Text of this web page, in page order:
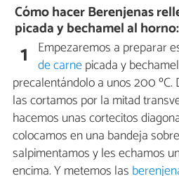
Cómo hacer Berenjenas
picada y bechamel al horno:
1 Empezaremos a preparar
de carnepicada y
precalentándolo a unos 200 ºC.
las cortamos por la mitad
hacemos unas cortecitos
colocamos en una bandeja
salpimentamos y les echamos
encima. Y metemos las